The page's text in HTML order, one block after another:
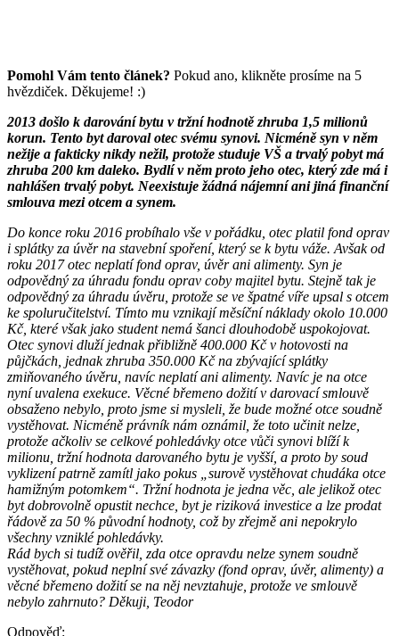
Pomohl Vám tento článek? Pokud ano, klikněte prosíme na 5
hvězdiček. Děkujeme! :)
2013 došlo k darování bytu v tržní hodnotě zhruba 1,5 milionů
korun. Tento byt daroval otec svému synovi. Nicméně syn v něm
nežije a fakticky nikdy nežil, protože studuje VŠ a trvalý pobyt má
zhruba 200 km daleko. Bydlí v něm proto jeho otec, který zde má i
nahlášen trvalý pobyt. Neexistuje žádná nájemní ani jiná finanční
smlouva mezi otcem a synem.
Do konce roku 2016 probíhalo vše v pořádku, otec platil fond oprav
i splátky za úvěr na stavební spoření, který se k bytu váže. Avšak od
roku 2017 otec neplatí fond oprav, úvěr ani alimenty. Syn je
odpovědný za úhradu fondu oprav coby majitel bytu. Stejně tak je
odpovědný za úhradu úvěru, protože se ve špatné víře upsal s otcem
ke spoluručitelství. Tímto mu vznikají měsíční náklady okolo 10.000
Kč, které však jako student nemá šanci dlouhodobě uspokojovat.
Otec synovi dluží jednak přibližně 400.000 Kč v hotovosti na
půjčkách, jednak zhruba 350.000 Kč na zbývající splátky
zmiňovaného úvěru, navíc neplatí ani alimenty. Navíc je na otce
nyní uvalena exekuce. Věcné břemeno dožití v darovací smlouvě
obsaženo nebylo, proto jsme si mysleli, že bude možné otce soudně
vystěhovat. Nicméně právník nám oznámil, že toto učinit nelze,
protože ačkoliv se celkové pohledávky otce vůči synovi blíží k
milionu, tržní hodnota darovaného bytu je vyšší, a proto by soud
vyklizení patrně zamítl jako pokus „surově vystěhovat chudáka otce
hamižným potomkem“. Tržní hodnota je jedna věc, ale jelikož otec
byt dobrovolně opustit nechce, byt je riziková investice a lze prodat
řádově za 50 % původní hodnoty, což by zřejmě ani nepokrylo
všechny vzniklé pohledávky.
Rád bych si tudíž ověřil, zda otce opravdu nelze synem soudně
vystěhovat, pokud neplní své závazky (fond oprav, úvěr, alimenty) a
věcné břemeno dožití se na něj nevztahuje, protože ve smlouvě
nebylo zahrnuto? Děkuji, Teodor
Odpověď: